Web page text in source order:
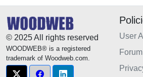
© 2025 All rights reserved
WOODWEB® is a registered
trademark of Woodweb.com.
User